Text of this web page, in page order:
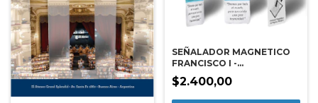
SEÑALADOR MAGNETICO
FRANCISCO I -
HERMANDAD
$2.400,00